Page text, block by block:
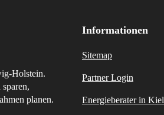
Holstein.
planen.
Informationen
Sitemap
Partner Login
Energieberater in Kiel